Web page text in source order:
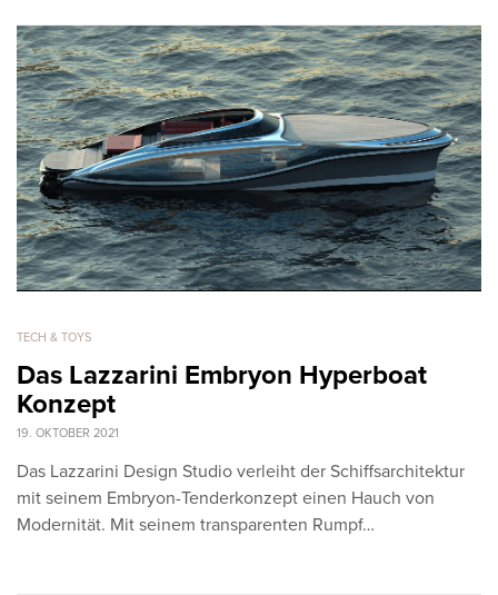
TECH & TOYS
Das Lazzarini Embryon Hyperboat
Konzept
19. OKTOBER 2021
Das Lazzarini Design Studio verleiht der Schiffsarchitektur
mit seinem Embryon-Tenderkonzept einen Hauch von
Modernität. Mit seinem transparenten Rumpf…